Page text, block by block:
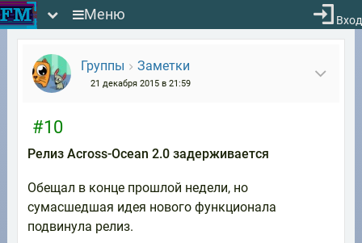
Группы Заметки
21 декабря 2015 в 21:59
#10
Релиз Across-Ocean 2.0 задерживается
Обещал в конце прошлой недели, но
сумасшедшая идея нового функционала
подвинула релиз.
Меню Вход